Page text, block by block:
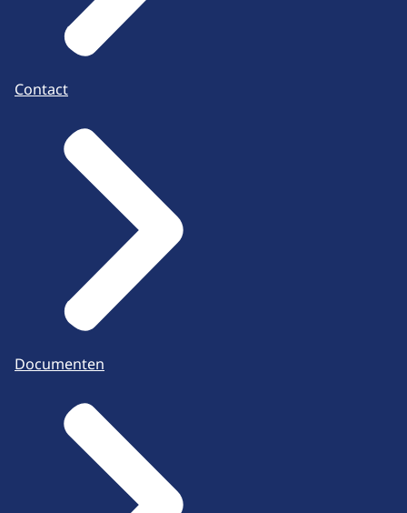
Contact
Documenten